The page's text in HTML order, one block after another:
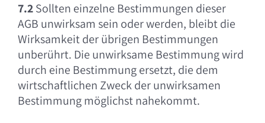
7.2Sollten einzelne Bestimmungen dieser
AGB unwirksam sein oder werden, bleibt die
Wirksamkeit der übrigen Bestimmungen
unberührt. Die unwirksame Bestimmung wird
durch eine Bestimmung ersetzt, die dem
wirtschaftlichen Zweck der unwirksamen
Bestimmung möglichst nahekommt.